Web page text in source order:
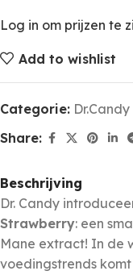
Log in om prijzen te
Add to wishlist
Categorie:
Share:
Beschrijving
Dr. Candy
Strawberry: een
Mane extract! In de
voedingstrends